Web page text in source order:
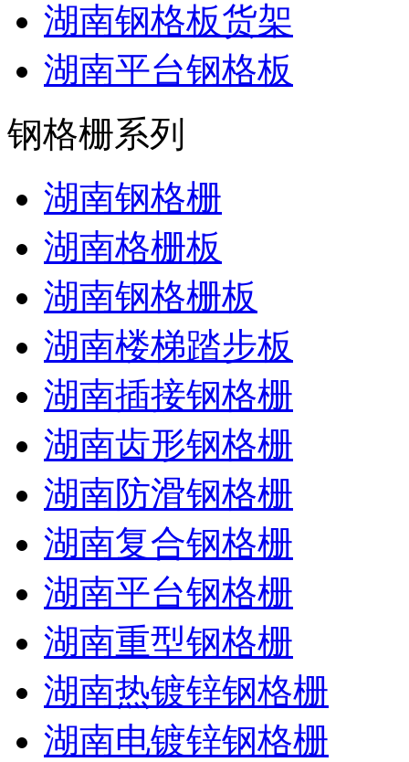
湖南钢格板货架
湖南平台钢格板
钢格栅系列
湖南钢格栅
湖南格栅板
湖南钢格栅板
湖南楼梯踏步板
湖南插接钢格栅
湖南齿形钢格栅
湖南防滑钢格栅
湖南复合钢格栅
湖南平台钢格栅
湖南重型钢格栅
湖南热镀锌钢格栅
湖南电镀锌钢格栅